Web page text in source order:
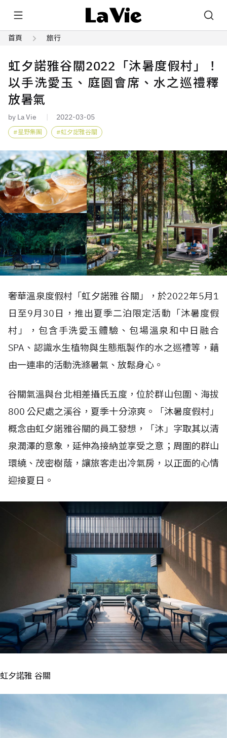
首頁 旅行
虹夕諾雅谷關2022「沐暑度假村」！
以手洗愛玉、庭園會席、水之巡禮釋
放暑氣
by La Vie 2022-03-05
星野集團 虹夕諾雅谷關
奢華溫泉度假村「虹夕諾雅 谷關」，於2022年5月1
日至9月30日，推出夏季二泊限定活動「沐暑度假
村」，包含手洗愛玉體驗、包場溫泉和中日融合
SPA、認識水生植物與生態瓶製作的水之巡禮等，藉
由一連串的活動洗滌暑氣、放鬆身心。
谷關氣溫與台北相差攝氏五度，位於群山包圍、海拔
800 公尺處之溪谷，夏季十分涼爽。「沐暑度假村」
概念由虹夕諾雅谷關的員工發想，「沐」字取其以清
泉潤澤的意象，延伸為接納並享受之意；周圍的群山
環繞、茂密樹蔭，讓旅客走出冷氣房，以正面的心情
迎接夏日。
虹夕諾雅 谷關